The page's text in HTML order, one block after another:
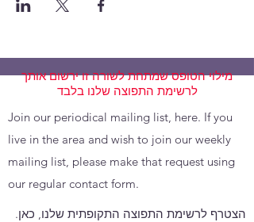
מילוי הטופס שמתחת לשורה זו ירשום אותך
לרשימת התפוצה שלנו בלבד
Join our periodical mailing list, here. If you
live in the area and wish to join our weekly
mailing list, please make that request using
our regular contact form.
הצטרף לרשימת התפוצה התקופתית שלנו, כאן.